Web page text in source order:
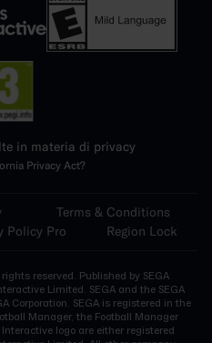
in materia di privacy
Privacy Act?
Terms & Conditions
Policy Pro Region Lock
reserved. Published by SEGA
Limited. SEGA and the SEGA
Corporation. SEGA is registered in the
Manager, the Football Manager
logo are either registered